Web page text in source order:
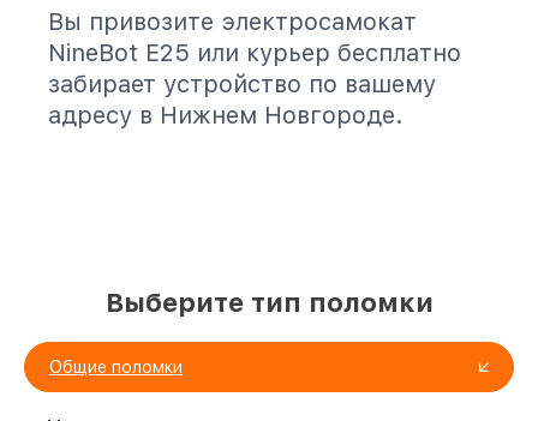
Вы привозите электросамокат
NineBot E25 или курьер бесплатно
забирает устройство по вашему
адресу в Нижнем Новгороде.
Выберите тип поломки
Общие поломки